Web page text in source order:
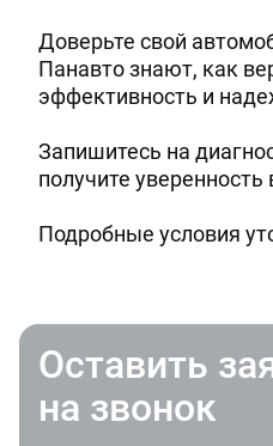
Доверьте свой
Панавто знают, как
эффективность и
Запишитесь на
получите
Подробные условия
Оставить
на звонок